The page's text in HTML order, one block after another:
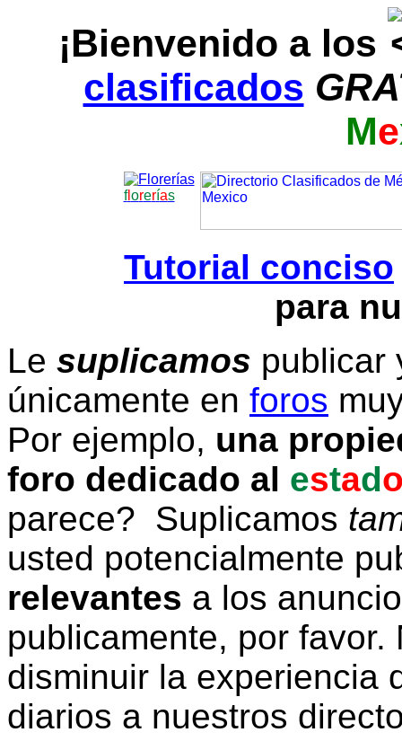
¡Bienvenido a los
clasificados
Me
florerías
Tutorial conciso
para
Le suplicamos publicar
únicamente en foros
Por ejemplo, una
foro dedicado al estad
parece? Suplicamos
usted potencialmente
relevantes a los
publicamente, por
disminuir la experiencia
diarios a nuestros